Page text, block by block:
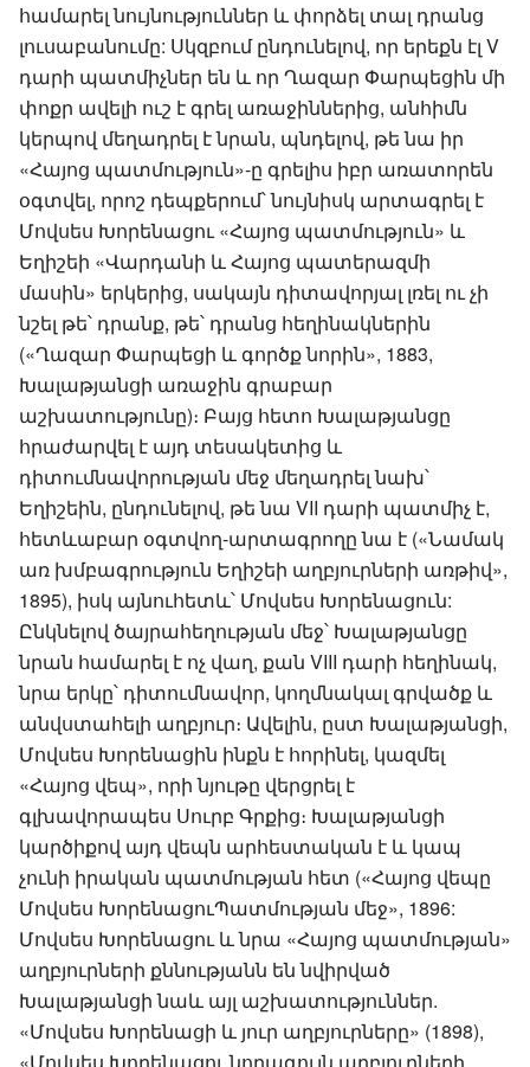
համարել նույնություններ և փորձել տալ դրանց
լուսաբանումը: Սկզբում ընդունելով, որ երեքն էլ V
դարի պատմիչներ են և որ Ղազար Փարպեցին մի
փոքր ավելի ուշ է գրել առաջիններից, անհիմն
կերպով մեղադրել է նրան, պնդելով, թե նա իր
«Հայոց պատմություն»-ը գրելիս իբր առատորեն
օգտվել, որոշ դեպքերում՝ նույնիսկ արտագրել է
Մովսես Խորենացու «Հայոց պատմություն» և
Եղիշեի «Վարդանի և Հայոց պատերազմի
մասին» երկերից, սակայն դիտավորյալ լռել ու չի
նշել թե՝ դրանք, թե՝ դրանց հեղինակներին
(«Ղազար Փարպեցի և գործք նորին», 1883,
Խալաթյանցի առաջին գրաբար
աշխատությունը)։ Բայց հետո Խալաթյանցը
հրաժարվել է այդ տեսակետից և
դիտումնավորության մեջ մեղադրել նախ՝
Եղիշեին, ընդունելով, թե նա VII դարի պատմիչ է,
հետևաբար օգտվող-արտագրողը նա է («Նամակ
առ խմբագրություն Եղիշեի աղբյուրների առթիվ»,
1895), իսկ այնուհետև՝ Մովսես Խորենացուն:
Ընկնելով ծայրահեղության մեջ՝ Խալաթյանցը
նրան համարել է ոչ վաղ, քան VIII դարի հեղինակ,
նրա երկը՝ դիտումնավոր, կողմնակալ գրվածք և
անվստահելի աղբյուր։ Ավելին, ըստ Խալաթյանցի,
Մովսես Խորենացին ինքն է հորինել, կազմել
«Հայոց վեպ», որի նյութը վերցրել է
գլխավորապես Սուրբ Գրքից։ Խալաթյանցի
կարծիքով այդ վեպն արհեստական է և կապ
չունի իրական պատմության հետ («Հայոց վեպը
Մովսես ԽորենացուՊատմության մեջ», 1896:
Մովսես Խորենացու և նրա «Հայոց պատմության»
աղբյուրների քննությանն են նվիրված
Խալաթյանցի նաև այլ աշխատություններ.
«Մովսես Խորենացի և յուր աղբյուրները» (1898),